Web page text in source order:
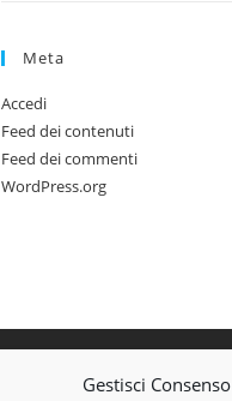
Gestisci Consenso
Meta
Accedi
Feed dei contenuti
Feed dei commenti
WordPress.org